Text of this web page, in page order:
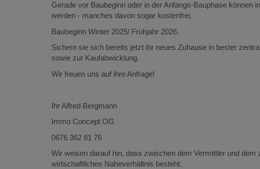
Gerade vor Baubeginn oder in der Anfangs-Bauphase können
werden - manches davon sogar kostenfrei.
Baubeginn Winter 2025/ Frühjahr 2026.
Sichern sie sich bereits jetzt ihr neues Zuhause in bester
sowie zur Kaufabwicklung.
Wir freuen uns auf ihre Anfrage!
Ihr Alfred Bergmann
Immo Concept OG
0676 362 81 76
Wir weisen darauf hin, dass zwischen dem Vermittler und
wirtschaftliches Naheverhältnis besteht.